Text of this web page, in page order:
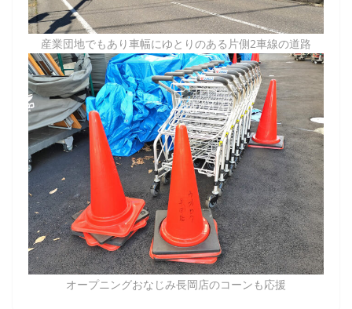
産業団地でもあり車幅にゆとりのある片側2車線の道路
オープニングおなじみ長岡店のコーンも応援